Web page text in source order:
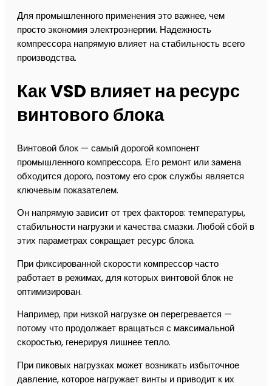
Для промышленного применения это важнее, чем
просто экономия электроэнергии. Надежность
компрессора напрямую влияет на стабильность всего
производства.
Как VSD влияет на ресурс
винтового блока
Винтовой блок — самый дорогой компонент
промышленного компрессора. Его ремонт или замена
обходится дорого, поэтому его срок службы является
ключевым показателем.
Он напрямую зависит от трех факторов: температуры,
стабильности нагрузки и качества смазки. Любой сбой в
этих параметрах сокращает ресурс блока.
При фиксированной скорости компрессор часто
работает в режимах, для которых винтовой блок не
оптимизирован.
Например, при низкой нагрузке он перегревается —
потому что продолжает вращаться с максимальной
скоростью, генерируя лишнее тепло.
При пиковых нагрузках может возникать избыточное
давление, которое нагружает винты и приводит к их